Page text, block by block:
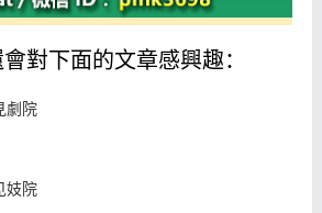
對下面的文章感興趣：
劇院
妓院